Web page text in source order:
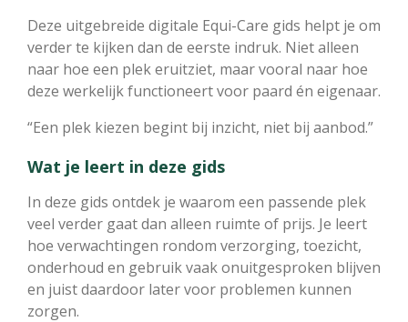
Deze uitgebreide digitale Equi-Care gids helpt je om
verder te kijken dan de eerste indruk. Niet alleen
naar hoe een plek eruitziet, maar vooral naar hoe
deze werkelijk functioneert voor paard én eigenaar.
“Een plek kiezen begint bij inzicht, niet bij aanbod.”
Wat je leert in deze gids
In deze gids ontdek je waarom een passende plek
veel verder gaat dan alleen ruimte of prijs. Je leert
hoe verwachtingen rondom verzorging, toezicht,
onderhoud en gebruik vaak onuitgesproken blijven
en juist daardoor later voor problemen kunnen
zorgen.